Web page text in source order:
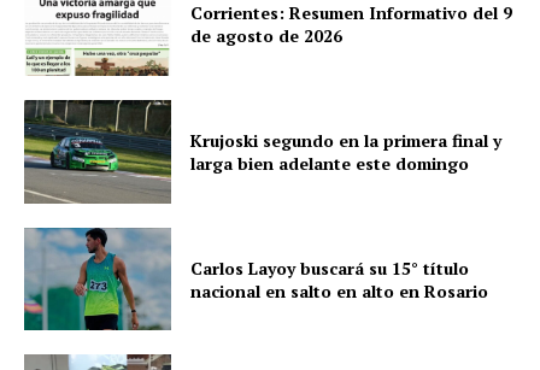
Corrientes: Resumen Informativo del 9
de agosto de 2026
Krujoski segundo en la primera final y
larga bien adelante este domingo
Carlos Layoy buscará su 15° título
nacional en salto en alto en Rosario